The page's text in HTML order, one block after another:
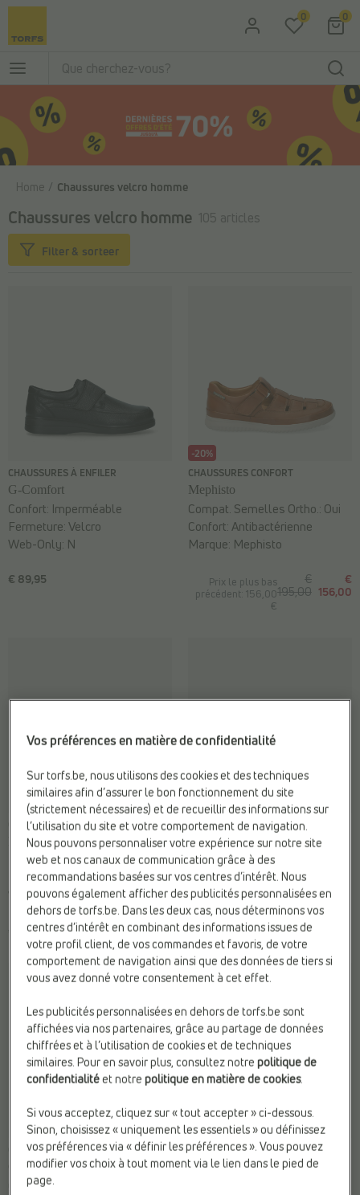
Passer au contenu principal 0 0
Home Chaussures velcro homme
Chaussures velcro homme 105 articles
Filter & sorteer
CHAUSSURES À ENFILER
G-Comfort
€ 89,95
Confort: Imperméable
Fermeture:Velcro
Web-Only: N
-20%
CHAUSSURES CONFORT
Mephisto
Prix le plus bas
précédent: 156,00
€
€
195,00
€
156,00
Compat. Semelles Ortho.: Oui
Confort:Antibactérienne
Marque: Mephisto
CHAUSSURES CONFORT
Fischer
€ 59,95
Fermeture:Velcro
Marque:Fischer
Web-Only:N
CHAUSSURES CONFORT
Ara
€ 110,00
Compat. Semelles Ortho.:
Fermeture:Velcro
Sexe:Hommes
CHAUSSURES À ENFILER
G-Comfort
Compat. Semelles Ortho.:
CHAUSSURES CONFORT
Mephisto
Vos préférences en matière de confidentialité
Sur torfs.be, nous utilisons des cookies et des techniques
similaires afin d’assurer le bon fonctionnement du site
(strictement nécessaires) et de recueillir des informations sur
l’utilisation du site et votre comportement de navigation.
Nous pouvons personnaliser votre expérience sur notre site
web et nos canaux de communication grâce à des
recommandations basées sur vos centres d’intérêt. Nous
pouvons également afficher des publicités personnalisées en
dehors de torfs.be. Dans les deux cas, nous déterminons vos
centres d’intérêt en combinant des informations issues de
votre profil client, de vos commandes et favoris, de votre
comportement de navigation ainsi que des données de tiers si
vous avez donné votre consentement à cet effet.
Les publicités personnalisées en dehors de torfs.be sont
affichées via nos partenaires, grâce au partage de données
chiffrées et à l’utilisation de cookies et de techniques
similaires. Pour en savoir plus, consultez notrepolitique de
confidentialitéet notrepolitique en matière de cookies.
Si vous acceptez, cliquez sur « tout accepter » ci-dessous.
Sinon, choisissez « uniquement les essentiels » ou définissez
vos préférences via « définir les préférences ». Vous pouvez
modifier vos choix à tout moment via le lien dans le pied de
page.